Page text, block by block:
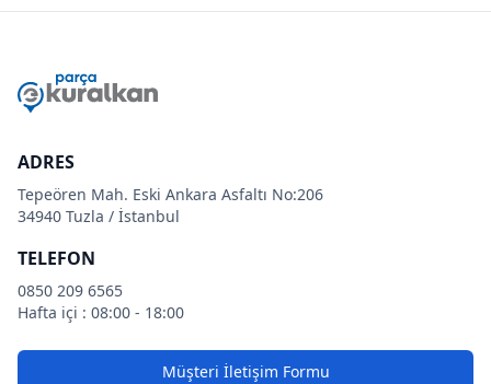
ADRES
Tepeören Mah. Eski Ankara Asfaltı No:206
34940 Tuzla / İstanbul
TELEFON
0850 209 6565
Hafta içi : 08:00 - 18:00
Müşteri İletişim Formu